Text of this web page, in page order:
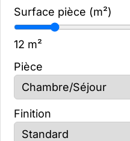
Surface pièce (m²)
12 m²
Pièce
Finition